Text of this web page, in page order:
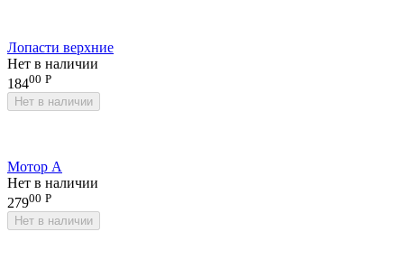
Лопасти верхние
Нет в наличии
18400 Р
Нет в наличии
Мотор А
Нет в наличии
27900 Р
Нет в наличии